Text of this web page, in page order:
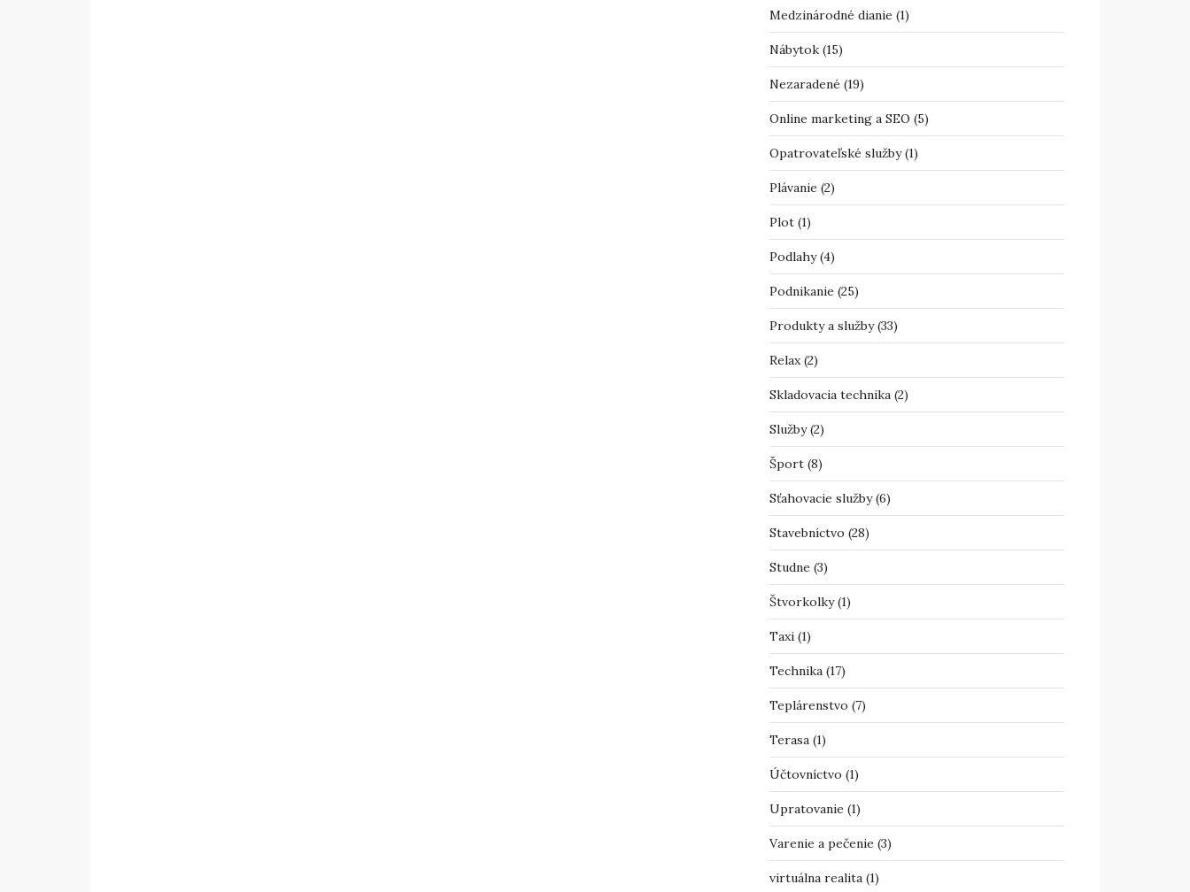
Medzinárodné dianie (1)
Nábytok(15)
Nezaradené (19)
Online marketing a SEO (5)
Opatrovateľské služby(1)
Plávanie (2)
Plot(1)
Podlahy(4)
Podnikanie (25)
Produkty a služby(33)
Relax(2)
Skladovacia technika(2)
Služby(2)
Šport(8)
Sťahovacie služby(6)
Stavebníctvo (28)
Studne (3)
Štvorkolky(1)
Taxi(1)
Technika(17)
Teplárenstvo (7)
Terasa(1)
Účtovníctvo (1)
Upratovanie (1)
Varenie a pečenie (3)
virtuálna realita(1)